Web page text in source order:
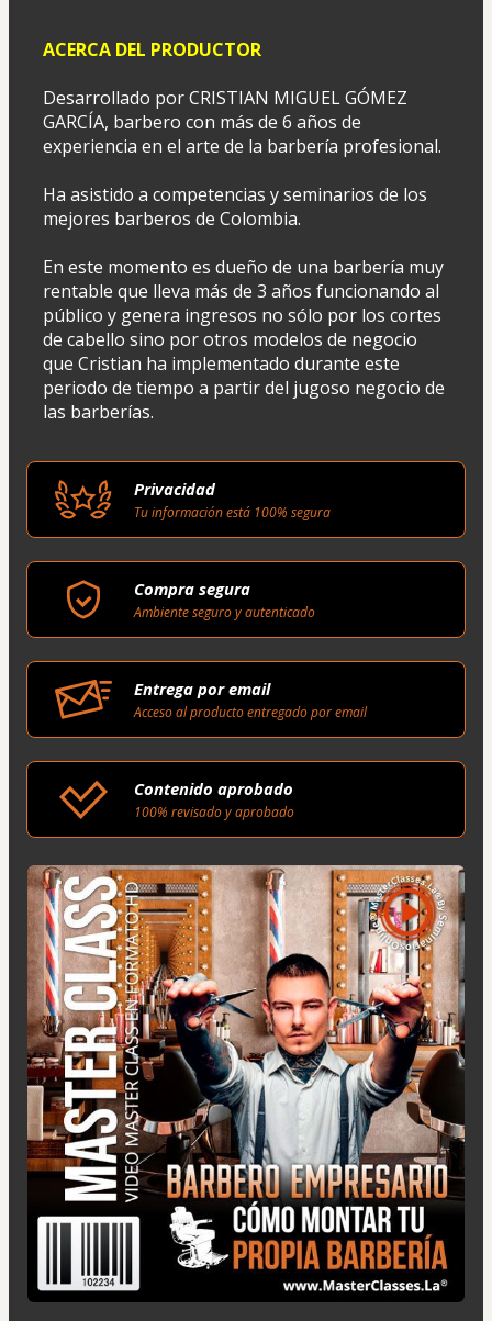
ACERCA DEL PRODUCTOR
Desarrollado por CRISTIAN MIGUEL GÓMEZ
GARCÍA, barbero con más de 6 años de
experiencia en el arte de la barbería profesional.
Ha asistido a competencias y seminarios de los
mejores barberos de Colombia.
En este momento es dueño de una barbería muy
rentable que lleva más de 3 años funcionando al
público y genera ingresos no sólo por los cortes
de cabello sino por otros modelos de negocio
que Cristian ha implementado durante este
periodo de tiempo a partir del jugoso negocio de
las barberías.
Privacidad
Tu información está 100% segura
Compra segura
Ambiente seguro y autenticado
Entrega por email
Acceso al producto entregado por email
Contenido aprobado
100% revisado y aprobado